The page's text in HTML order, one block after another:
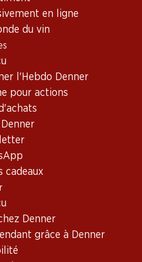
en ligne
du vin
l'Hebdo Denner
pour actions
cadeaux
Denner
grâce à Denner
mousseux